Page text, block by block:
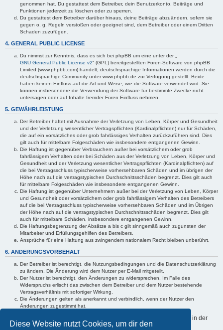
Diese Website nutzt Cookies, um dir den
genommen hat. Du gestattest dem Betreiber, dein Benutzerkonto, Beiträge und
Funktionen jederzeit zu löschen oder zu sperren.
Du gestattest dem Betreiber darüber hinaus, deine Beiträge abzuändern, sofern sie
gegen o. g. Regeln verstoßen oder geeignet sind, dem Betreiber oder einem Dritten
Schaden zuzufügen.
4. GENERAL PUBLIC LICENSE
Du nimmst zur Kenntnis, dass es sich bei phpBB um eine unter der „
GNU General Public License v2“ (GPL) bereitgestellten Foren-Software von phpBB
Limited (www.phpbb.com) handelt; deutschsprachige Informationen werden durch die
deutschsprachige Community unter www.phpbb.de zur Verfügung gestellt. Beide
haben keinen Einfluss auf die Art und Weise, wie die Software verwendet wird. Sie
können insbesondere die Verwendung der Software für bestimmte Zwecke nicht
untersagen oder auf Inhalte fremder Foren Einfluss nehmen.
5. GEWÄHRLEISTUNG
Der Betreiber haftet mit Ausnahme der Verletzung von Leben, Körper und Gesundheit
und der Verletzung wesentlicher Vertragspflichten (Kardinalpflichten) nur für Schäden,
die auf ein vorsätzliches oder grob fahrlässiges Verhalten zurückzuführen sind. Dies
gilt auch für mittelbare Folgeschäden wie insbesondere entgangenen Gewinn.
Die Haftung ist gegenüber Verbrauchern außer bei vorsätzlichem oder grob
fahrlässigem Verhalten oder bei Schäden aus der Verletzung von Leben, Körper und
Gesundheit und der Verletzung wesentlicher Vertragspflichten (Kardinalpflichten) auf
die bei Vertragsschluss typischerweise vorhersehbaren Schäden und im übrigen der
Höhe nach auf die vertragstypischen Durchschnittsschäden begrenzt. Dies gilt auch
für mittelbare Folgeschäden wie insbesondere entgangenen Gewinn.
Die Haftung ist gegenüber Unternehmern außer bei der Verletzung von Leben, Körper
und Gesundheit oder vorsätzlichem oder grob fahrlässigem Verhalten des Betreibers
auf die bei Vertragsschluss typischerweise vorhersehbaren Schäden und im Übrigen
der Höhe nach auf die vertragstypischen Durchschnittsschäden begrenzt. Dies gilt
auch für mittelbare Schäden, insbesondere entgangenen Gewinn.
Die Haftungsbegrenzung der Absätze a bis c gilt sinngemäß auch zugunsten der
Mitarbeiter und Erfüllungsgehilfen des Betreibers.
Ansprüche für eine Haftung aus zwingendem nationalem Recht bleiben unberührt.
6. ÄNDERUNGSVORBEHALT
Der Betreiber ist berechtigt, die Nutzungsbedingungen und die Datenschutzerklärung
zu ändern. Die Änderung wird dem Nutzer per E-Mail mitgeteilt.
Der Nutzer ist berechtigt, den Änderungen zu widersprechen. Im Falle des
Widerspruchs erlischt das zwischen dem Betreiber und dem Nutzer bestehende
Vertragsverhältnis mit sofortiger Wirkung.
Die Änderungen gelten als anerkannt und verbindlich, wenn der Nutzer den
Änderungen zugestimmt hat.
Informationen über den Umgang mit deinen persönlichen Daten sind in der
Datenschutzerklärung enthalten.